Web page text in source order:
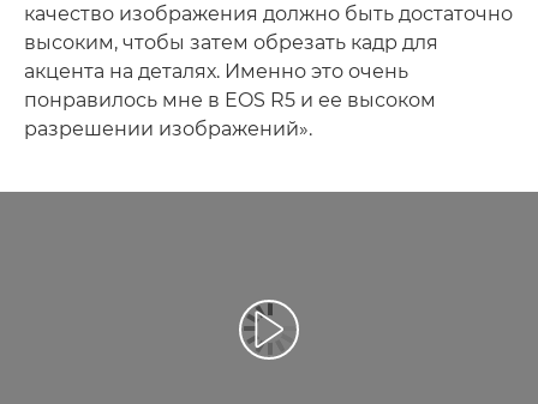
качество изображения должно быть достаточно
высоким, чтобы затем обрезать кадр для
акцента на деталях. Именно это очень
понравилось мне в EOS R5 и ее высоком
разрешении изображений».
Воспроизведение видео